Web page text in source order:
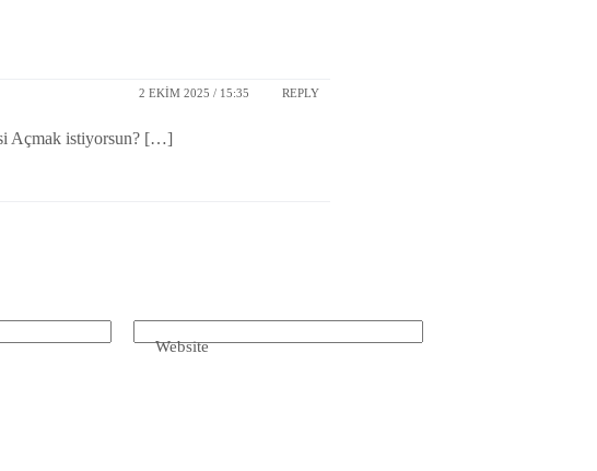
2 EKIM 2025 / 15:35 REPLY
Açmak istiyorsun? […]
Website